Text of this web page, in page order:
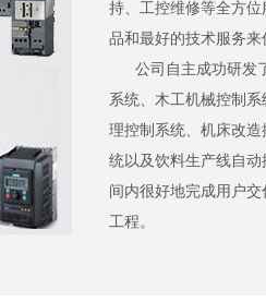
持、工控维修等全方
品和最好的技术服务来
公司自主成功研发
系统、木工机械控制
理控制系统、机床改
统以及饮料生产线自
间内很好地完成用户
工程。